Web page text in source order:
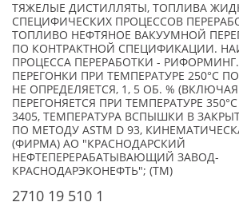
ТЯЖЕЛЫЕ ДИСТИЛЛЯТЫ, ТОПЛИВА
СПЕЦИФИЧЕСКИХ ПРОЦЕССОВ
ТОПЛИВО НЕФТЯНОЕ ВАКУУМНОЙ
ПО КОНТРАКТНОЙ СПЕЦИФИКАЦИИ.
ПРОЦЕССА ПЕРЕРАБОТКИ -
ПЕРЕГОНКИ ПРИ ТЕМПЕРАТУРЕ 250°С
НЕ ОПРЕДЕЛЯЕТСЯ, 1, 5 ОБ. %
ПЕРЕГОНЯЕТСЯ ПРИ ТЕМПЕРАТУРЕ
3405, ТЕМПЕРАТУРА ВСПЫШКИ В
ПО МЕТОДУ ASTM D 93,
(ФИРМА) АО "КРАСНОДАРСКИЙ
НЕФТЕПЕРЕРАБАТЫВАЮЩИЙ ЗАВОД-
КРАСНОДАРЭКОНЕФТЬ"; (TM)
2710 19 510 1